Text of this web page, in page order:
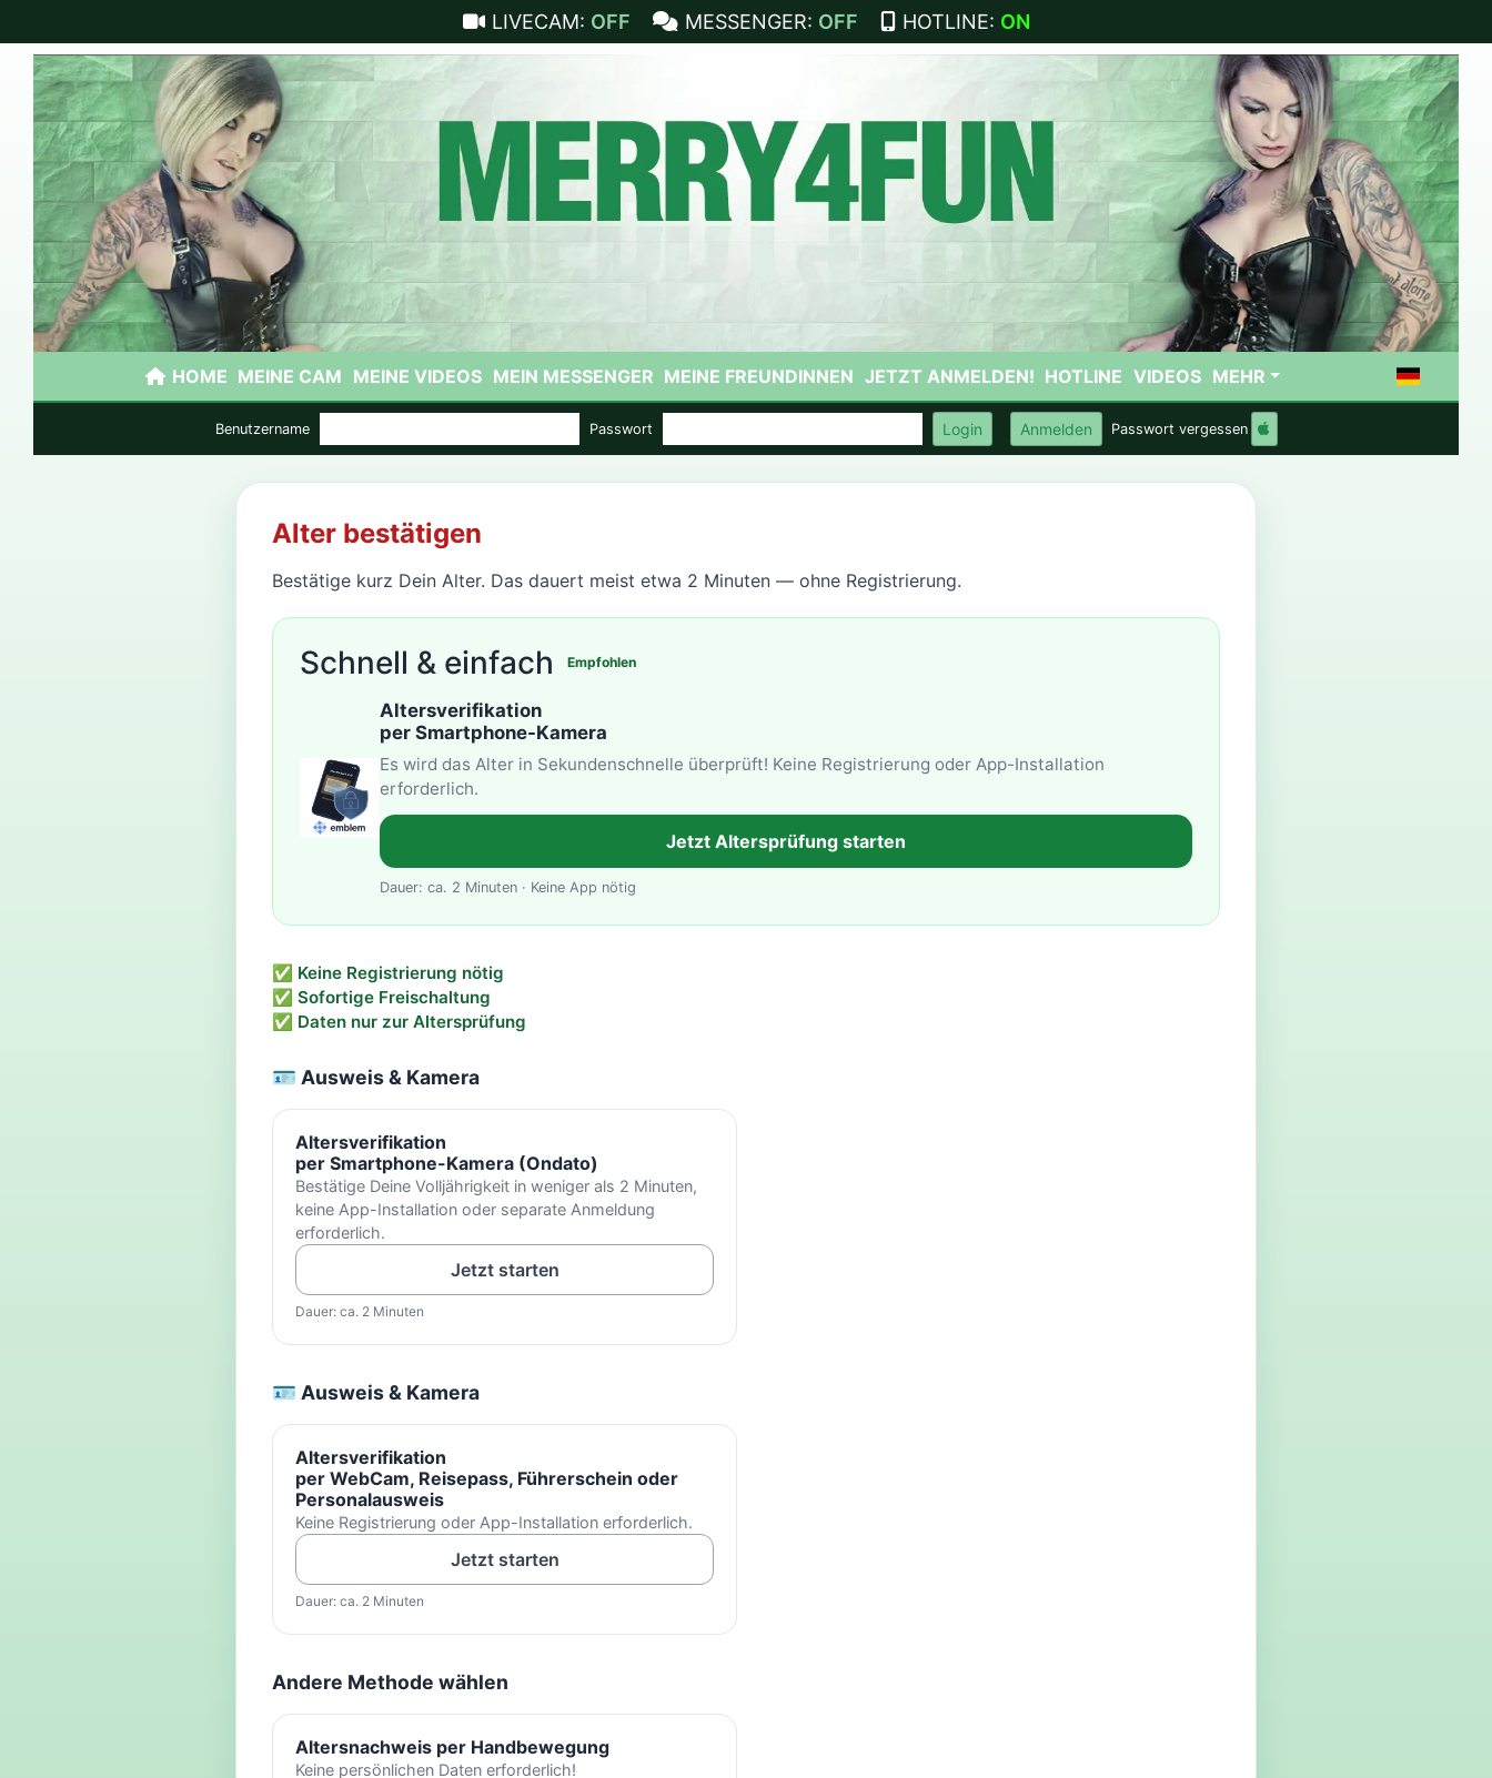
LIVECAM: OFF MESSENGER: OFF HOTLINE: ON
HOME MEINE CAM MEINE VIDEOS MEIN MESSENGER MEINE FREUNDINNEN JETZT ANMELDEN! HOTLINE VIDEOS MEHR
Benutzername Passwort Login Anmelden Passwort vergessen
Alter bestätigen
Bestätige kurz Dein Alter. Das dauert meist etwa 2 Minuten — ohne Registrierung.
Schnell & einfach Empfohlen
Altersverifikation
per Smartphone-Kamera
Es wird das Alter in Sekundenschnelle überprüft! Keine Registrierung oder App-Installation
erforderlich.
Jetzt Altersprüfung starten
Dauer: ca. 2 Minuten · Keine App nötig
✅ Keine Registrierung nötig
✅ Sofortige Freischaltung
✅ Daten nur zur Altersprüfung
🪪 Ausweis & Kamera
Altersverifikation
per Smartphone-Kamera (Ondato)
Bestätige Deine Volljährigkeit in weniger als 2 Minuten,
keine App-Installation oder separate Anmeldung
erforderlich.
Jetzt starten
Dauer: ca. 2 Minuten
🪪 Ausweis & Kamera
Altersverifikation
per WebCam, Reisepass, Führerschein oder
Personalausweis
Keine Registrierung oder App-Installation erforderlich.
Jetzt starten
Dauer: ca. 2 Minuten
Andere Methode wählen
Altersnachweis per Handbewegung
Keine persönlichen Daten erforderlich!